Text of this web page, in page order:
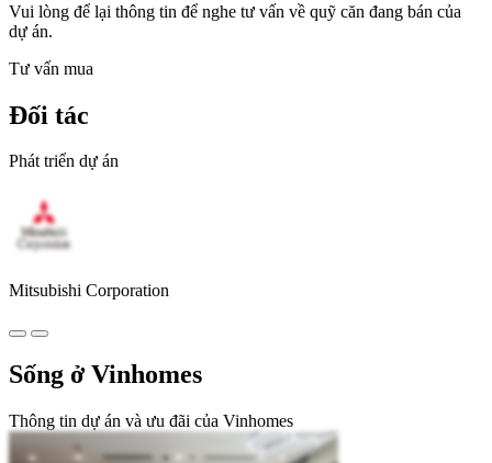
Vui lòng để lại thông tin để nghe tư vấn về quỹ căn đang bán của
dự án.
Tư vấn mua
Đối tác
Phát triển dự án
Mitsubishi Corporation
Sống ở Vinhomes
Thông tin dự án và ưu đãi của Vinhomes